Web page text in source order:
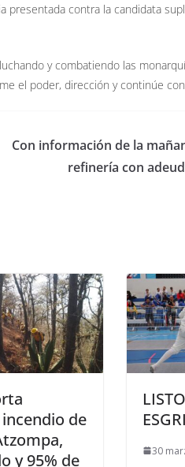
presentada contra la candidata
y combatiendo las
el poder, dirección y continúe
Con información de la
refinería con
de
y 95% de
30